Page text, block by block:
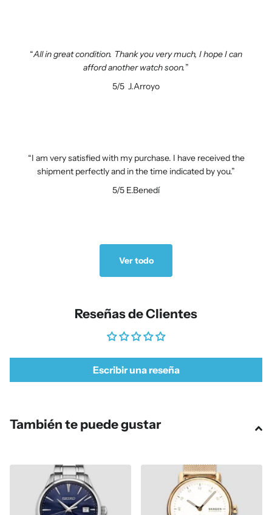
All in great condition. Thank you very much, I hope I can
afford another watch soon.
5/5 J.Arroyo
I am very satisfied with my purchase. I have received the
shipment perfectly and in the time indicated by you.
5/5 E.Benedí
Ver todo
Reseñas de Clientes
Escribir una reseña
También te puede gustar